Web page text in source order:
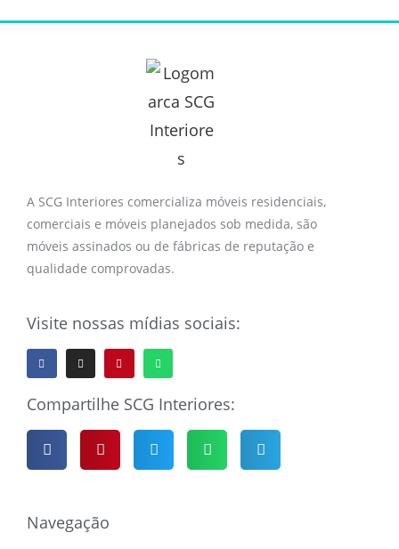
A SCG Interiores comercializa móveis residenciais,
comerciais e móveis planejados sob medida, são
móveis assinados ou de fábricas de reputação e
qualidade comprovadas.
Visite nossas mídias sociais:
Compartilhe SCG Interiores:
Navegação